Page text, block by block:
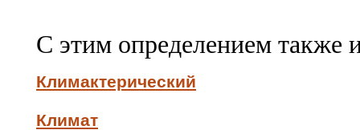
С этим определением также
Климактерический
Климат